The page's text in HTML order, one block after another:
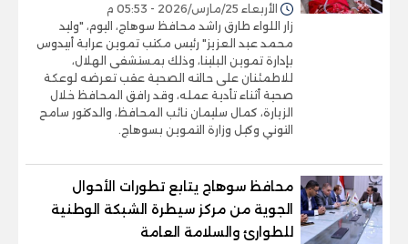
الأربعاء 25/مارس/2026 - 05:53 م
زار اللواء طارق راشد محافظ سوهاج، اليوم، "وليد
محمد عبد العزيز" رئيس مكتب تموين عرابة أبيدوس
بإدارة تموين البلينا، وذلك بمستشفى الهلال،
للاطمئنان على حالته الصحية عقب تعرضه لوعكة
صحية أثناء تأدية عمله، وقد رافق المحافظ خلال
الزيارة، كمال سليمان نائب المحافظ، والدكتور سامح
التوني وكيل وزارة التموين بسوهاج.
محافظ سوهاج يتابع تطورات الأحوال
الجوية من مركز سيطرة الشبكة الوطنية
للطوارئ والسلامة العامة